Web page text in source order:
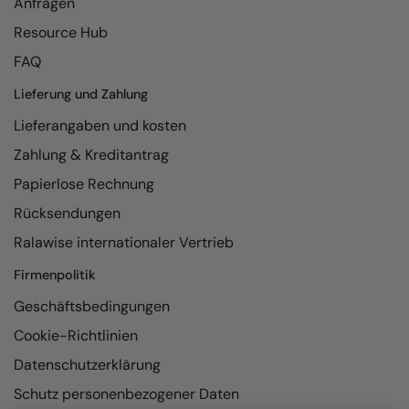
Finden & Hales
Flexfit by Yupoong
Front Row
Fruit of the Loom
Henbury
Kariban
Kariban Proact
KiMood
Kustom Kit
Onna By Premier
Premier
Quadra
Ralaflex
Russell
SF
Tombo
TriDri
Westford Mill
Resource Hub
FAQ
Lieferung und Zahlung
Lieferangaben und kosten
Zahlung & Kreditantrag
Papierlose Rechnung
Rücksendungen
Ralawise internationaler Vertrieb
Firmenpolitik
Geschäftsbedingungen
Cookie-Richtlinien
Datenschutzerklärung
Schutz personenbezogener Daten